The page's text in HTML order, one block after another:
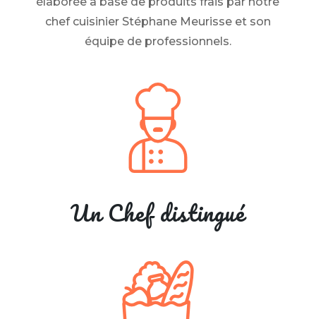
chef cuisinier Stéphane Meurisse et son
équipe de professionnels.
Un Chef distingué